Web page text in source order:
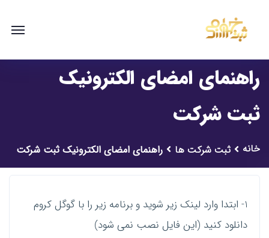
راهنمای امضای الکترونیک
ثبت شرکت
خانه ثبت شرکت ها راهنمای امضای الکترونیک ثبت شرکت
1- ابتدا وارد لینک زیر شوید و برنامه زیر را با گوگل کروم
دانلود کنید (این فایل نصب نمی شود)